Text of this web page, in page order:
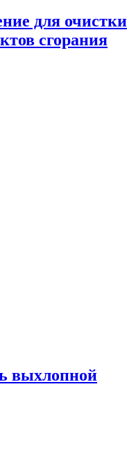
для очистки
сгорания
выхлопной